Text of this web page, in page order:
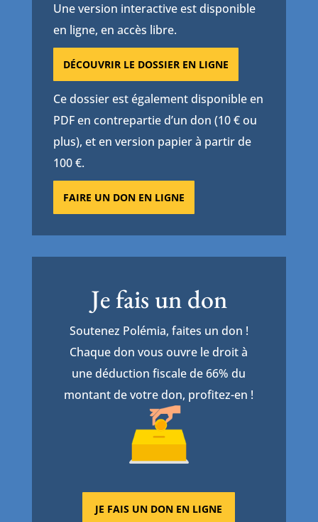
Une version interactive est disponible
en ligne, en accès libre.
DÉCOUVRIR LE DOSSIER EN LIGNE
Ce dossier est également disponible en
PDF en contrepartie d’un don (10 € ou
plus), et en version papier à partir de
100 €.
FAIRE UN DON EN LIGNE
Je fais un don
Soutenez Polémia, faites un don !
Chaque don vous ouvre le droit à
une déduction fiscale de 66% du
montant de votre don, profitez-en !
JE FAIS UN DON EN LIGNE